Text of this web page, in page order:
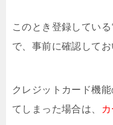
このとき登録してい
で、事前に確認してお
クレジットカード機
てしまった場合は、